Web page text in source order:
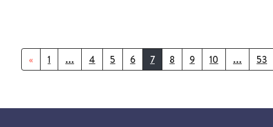
« 1 ... 4 5 6 7 8 9 10 ... 53